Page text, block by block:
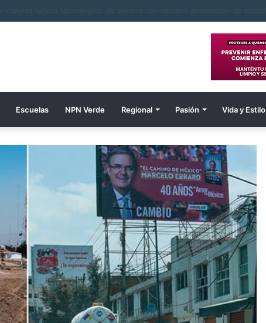
Escuelas NPN Verde Regional Pasión Vida y Estilo